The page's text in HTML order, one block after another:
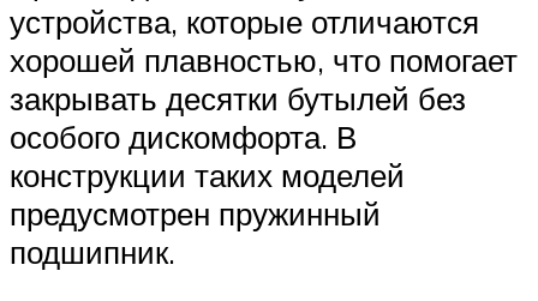
устройства, которые отличаются
хорошей плавностью, что помогает
закрывать десятки бутылей без
особого дискомфорта. В
конструкции таких моделей
предусмотрен пружинный
подшипник.